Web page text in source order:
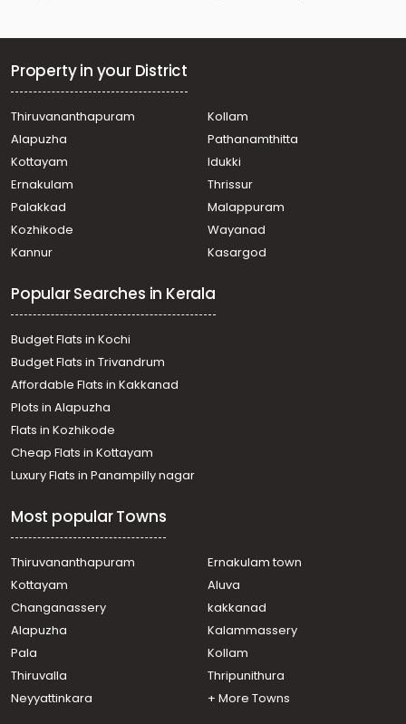
Thiruvananthapuram, Kattakkada
Residential Land for Sale in Trivandrum, Neyyattinkara,
Residential Land for Sale in Trivandrum,
Thiruvananthapuram, Kattakkada
Residential Land for Sale in Trivandrum, Venjaramoodu,
Chemboor
Residential Land for Sale in Trivandrum, Kattakkada,
Residential Land for Sale in Trivandrum,
Thiruvananthapuram, Kattakkada
Thiruvananthapuram, Kattakkada
Residential Land for Sale in Trivandrum,
Thiruvananthapuram, Kattakkada
Residential Land for Sale in Trivandrum,
Thiruvananthapuram, Kattakkada
Residential Land for Sale in Trivandrum,
Thiruvananthapuram, Kattakkada
Residential Land for Sale in Trivandrum,
Thiruvananthapuram, Kattakkada
Residential Land for Sale in Trivandrum,
Thiruvananthapuram, Kattakkada
Thiruvananthapuram, Kattakkada
Residential Land for Sale in Trivandrum, Kattakkada,
Kattakkada
Residential Land for Sale in Trivandrum,
Residential Land for Sale in Trivandrum,
Thiruvananthapuram, Kattakkada
Residential Land for Sale in Trivandrum, Neyyattinkara,
Ottasekharamangalam
Residential Land for Sale in Trivandrum, Neyyattinkara,
Property in your District
Thiruvananthapuram
Kollam
Alapuzha
Pathanamthitta
Kottayam
Idukki
Ernakulam
Thrissur
Palakkad
Malappuram
Kozhikode
Wayanad
Kannur
Kasargod
Popular Searches in Kerala
Budget Flats in Kochi
Budget Flats in Trivandrum
Affordable Flats in Kakkanad
Plots in Alapuzha
Flats in Kozhikode
Cheap Flats in Kottayam
Luxury Flats in Panampilly nagar
Most popular Towns
Thiruvananthapuram
Ernakulam town
Kottayam
Aluva
Changanassery
kakkanad
Alapuzha
Kalammassery
Pala
Kollam
Thiruvalla
Thripunithura
Neyyattinkara
+ More Towns